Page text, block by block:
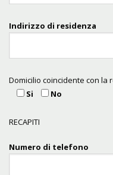
Indirizzo di residenza
Domicilio coincidente con la
Si
No
RECAPITI
Numero di telefono